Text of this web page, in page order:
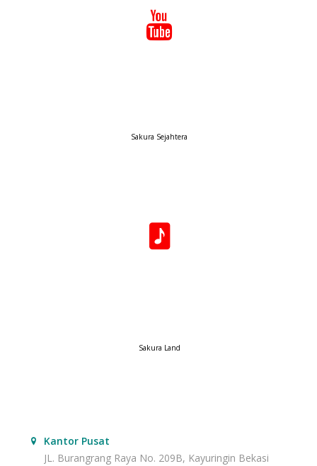
Sakura Sejahtera
Sakura Land
Kantor Pusat
JL. Burangrang Raya No. 209B, Kayuringin Bekasi